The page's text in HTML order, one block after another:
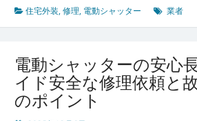
ス
方
ャ
ッ
の
ト
ラ
ブ
住宅外装,修理, 電動シャッター 業者
電動シャッターの安心
イド安全な修理依頼と
のポイント